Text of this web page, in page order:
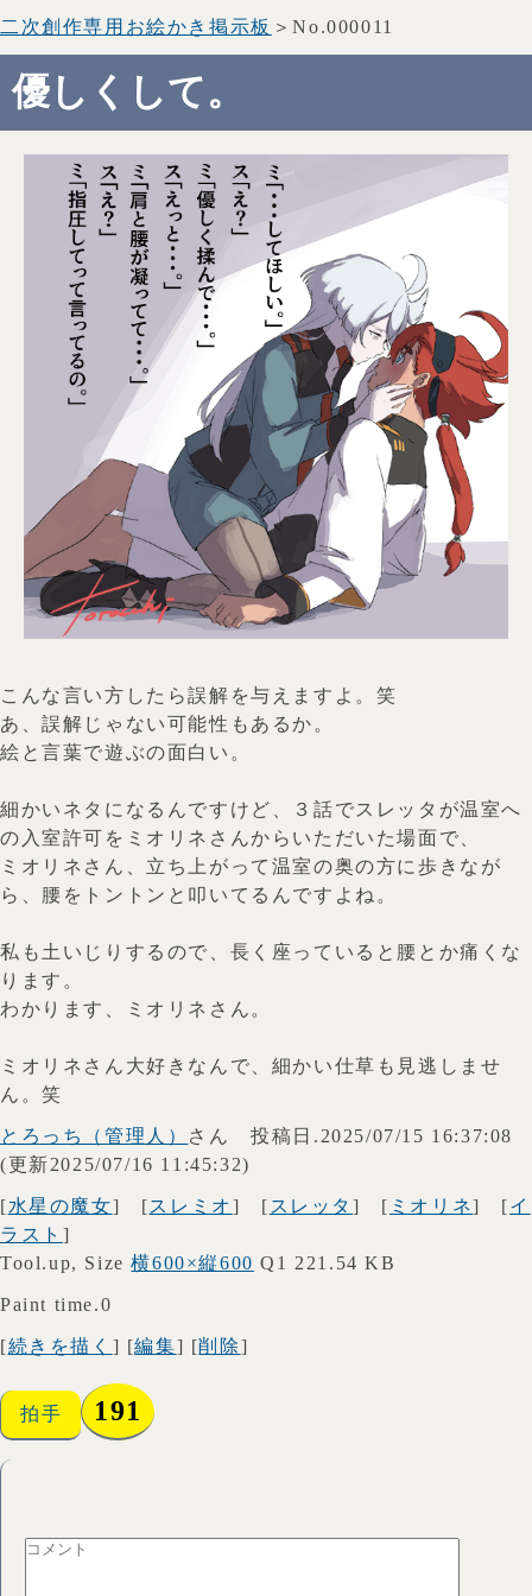
二次創作専用お絵かき掲示板 ＞No.000011
優しくして。
こんな言い方したら誤解を与えますよ。笑
あ、誤解じゃない可能性もあるか。
絵と言葉で遊ぶの面白い。
細かいネタになるんですけど、３話でスレッタが温室へ
の入室許可をミオリネさんからいただいた場面で、
ミオリネさん、立ち上がって温室の奥の方に歩きなが
ら、腰をトントンと叩いてるんですよね。
私も土いじりするので、長く座っていると腰とか痛くな
ります。
わかります、ミオリネさん。
ミオリネさん大好きなんで、細かい仕草も見逃しませ
ん。笑
とろっち（管理人） さん 投稿日.2025/07/15 16:37:08
(更新2025/07/16 11:45:32)
[水星の魔女] [スレミオ] [ スレッタ] [ ミオリネ] [イ
ラスト ]
Tool.up, Size横600×縦600 Q1 221.54 KB
Paint time.0
[続きを描く ] [編集] [削除]
拍手 191